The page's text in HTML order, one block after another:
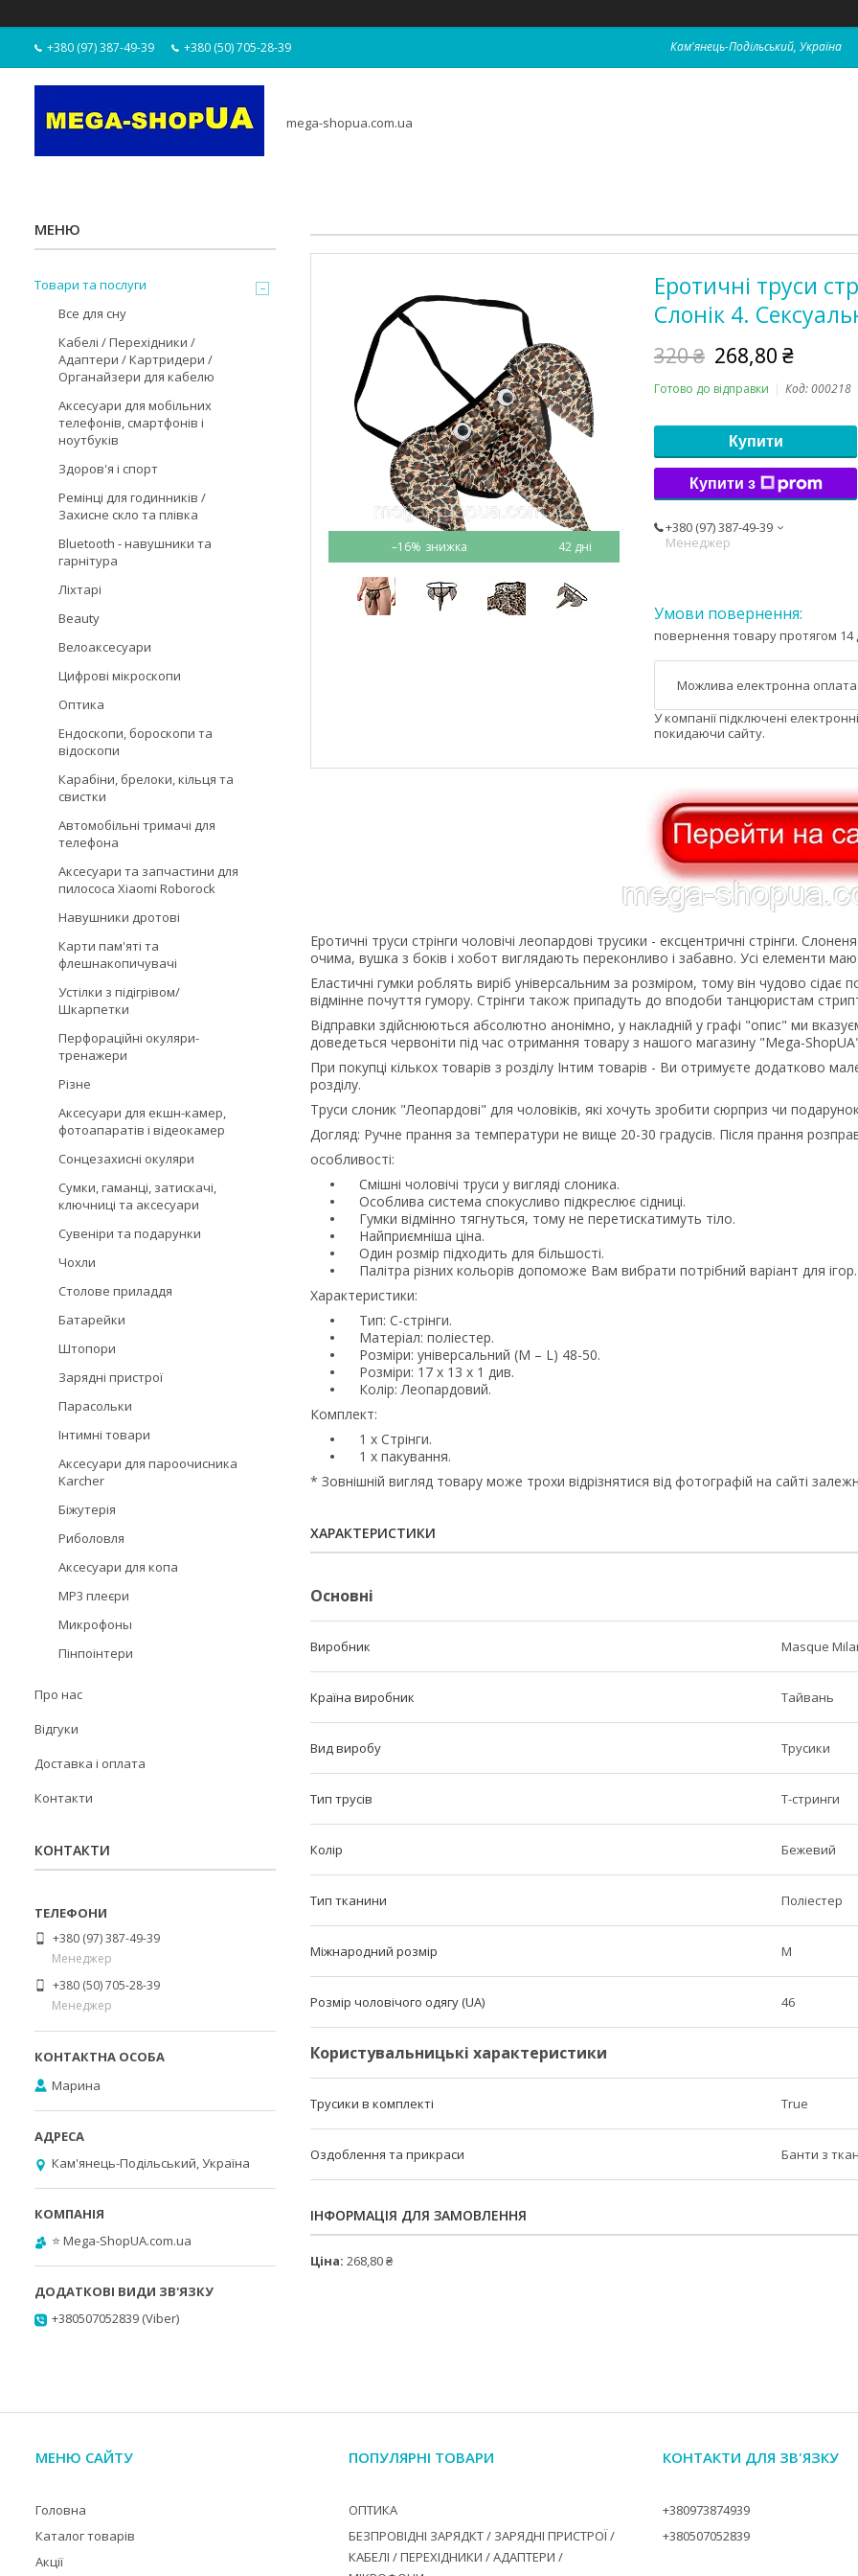
+380 (97) 387-49-39 +380 (50) 705-28-39 Кам'янець-Подільський, Україна
mega-shopua.com.ua
–16% 42 дні
Еротичні труси
Слонік 4.
320 ₴ 268,80 ₴
Готово до відправки Код:000218
Купити
Купити з
+380 (97) 387-49-39
Менеджер
повернення товару протягом 14
У компанії підключені
покидаючи сайту.
Еротичні труси стрінги чоловічі леопардові трусики - ексцентричні стрінги.
очима, вушка з боків і хобот виглядають переконливо і забавно. Усі елементи
Еластичні гумки роблять виріб універсальним за розміром, тому він чудово сідає
відмінне почуття гумору. Стрінги також припадуть до вподоби танцюристам
Відправки здійснюються абсолютно анонімно, у накладній у графі "опис" ми
доведеться червоніти під час отримання товару з нашого магазину "Mega-
При покупці кількох товарів з розділу Інтим товарів - Ви отримуєте додатково
розділу.
Труси слоник "Леопардові" для чоловіків, які хочуть зробити сюрприз чи
Догляд: Ручне прання за температури не вище 20-30 градусів. Після прання
особливості:
Смішні чоловічі труси у вигляді слоника.
Особлива система спокусливо підкреслює сідниці.
Гумки відмінно тягнуться, тому не перетискатимуть тіло.
Найприємніша ціна.
Один розмір підходить для більшості.
Палітра різних кольорів допоможе Вам вибрати потрібний варіант для ігор.
Характеристики:
Тип: С-стрінги.
Матеріал: поліестер.
Розміри: універсальний (М – L) 48-50.
Розміри: 17 х 13 х 1 див.
Колір: Леопардовий.
Комплект:
1 x Стрінги.
1 х пакування.
* Зовнішній вигляд товару може трохи відрізнятися від фотографій на сайті
ХАРАКТЕРИСТИКИ
Основні
Виробник Masque
Країна виробник Тайвань
Вид виробу Трусики
Тип трусів T-стринги
Колір Бежевий
Тип тканини Поліестер
Міжнародний розмір M
Розмір чоловічого одягу (UA) 46
Користувальницькі характеристики
Трусики в комплекті True
Оздоблення та прикраси Банти з
ІНФОРМАЦІЯ ДЛЯ ЗАМОВЛЕННЯ
Ціна: 268,80 ₴
Товари та послуги
Все для сну
Кабелі / Перехідники /
Адаптери / Картридери /
Органайзери для кабелю
Аксесуари для мобільних
телефонів, смартфонів і
ноутбуків
Здоров'я і спорт
Ремінці для годинників /
Захисне скло та плівка
Bluetooth - навушники та
гарнітура
Ліхтарі
Beauty
Велоаксесуари
Цифрові мікроскопи
Оптика
Ендоскопи, бороскопи та
відоскопи
Карабіни, брелоки, кільця та
свистки
Автомобільні тримачі для
телефона
Аксесуари та запчастини для
пилососа Xiaomi Roborock
Навушники дротові
Карти пам'яті та
флешнакопичувачі
Устілки з підігрівом/
Шкарпетки
Перфораційні окуляри-
тренажери
Різне
Аксесуари для екшн-камер,
фотоапаратів і відеокамер
Сонцезахисні окуляри
Сумки, гаманці, затискачі,
ключниці та аксесуари
Сувеніри та подарунки
Чохли
Столове приладдя
Батарейки
Штопори
Зарядні пристрої
Парасольки
Інтимні товари
Аксесуари для пароочисника
Karcher
Біжутерія
Риболовля
Аксесуари для копа
MP3 плеєри
Микрофоны
Пінпоінтери
Про нас
Відгуки
Доставка і оплата
Контакти
КОНТАКТИ
+380 (97) 387-49-39
Менеджер
+380 (50) 705-28-39
Менеджер
Марина
Кам'янець-Подільський, Україна
⭐️ Mega-ShopUA.com.ua
+380507052839 (Viber)
МЕНЮ САЙТУ
Головна
Каталог товарів
Акції
ПОПУЛЯРНІ ТОВАРИ
ОПТИКА
БЕЗПРОВІДНІ ЗАРЯДКТ / ЗАРЯДНІ ПРИСТРОЇ /
КАБЕЛІ / ПЕРЕХІДНИКИ / АДАПТЕРИ /
КОНТАКТИ ДЛЯ ЗВ'ЯЗКУ
+380973874939
+380507052839